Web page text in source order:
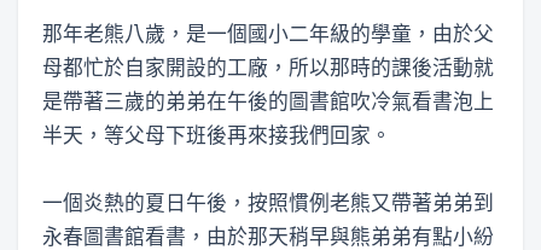
那年老熊八歲，是一個國小二年級的學童，由於父
母都忙於自家開設的工廠，所以那時的課後活動就
是帶著三歲的弟弟在午後的圖書館吹冷氣看書泡上
半天，等父母下班後再來接我們回家。
一個炎熱的夏日午後，按照慣例老熊又帶著弟弟到
永春圖書館看書，由於那天稍早與熊弟弟有點小紛